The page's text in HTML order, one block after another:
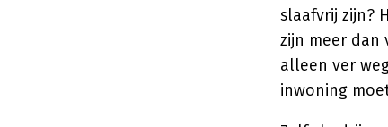
slaafvrij zijn?
zijn meer dan
alleen ver
inwoning